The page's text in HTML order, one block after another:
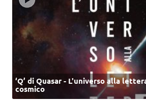
‘Q’ di Quasar - L'universo alla
cosmico